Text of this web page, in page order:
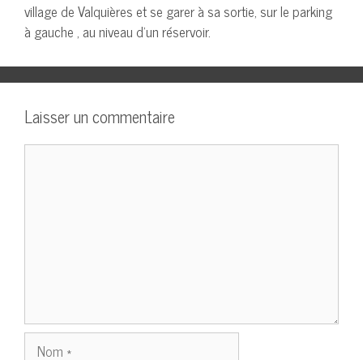
village de Valquières et se garer à sa sortie, sur le parking
à gauche , au niveau d’un réservoir.
Laisser un commentaire
Commentaire
Nom